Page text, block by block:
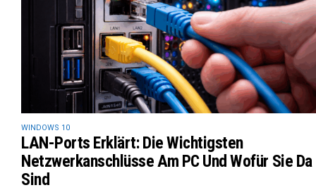
WINDOWS 10
LAN-Ports Erklärt: Die Wichtigsten
Netzwerkanschlüsse Am PC Und Wofür Sie Da
Sind